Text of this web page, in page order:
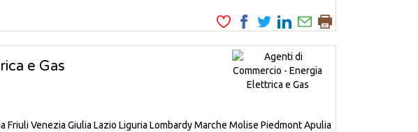
e Gas
Friuli Venezia Giulia Lazio Liguria LombardyMarche Molise PiedmontApulia